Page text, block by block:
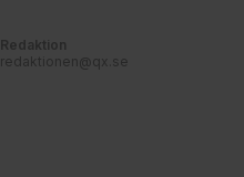
Redaktion
redaktionen@qx.se